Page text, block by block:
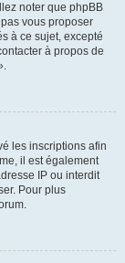
noter que phpBB
vous proposer
à ce sujet, excepté
à propos de
les inscriptions afin
il est également
IP ou interdit
Pour plus